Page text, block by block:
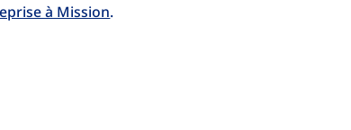
à Mission.